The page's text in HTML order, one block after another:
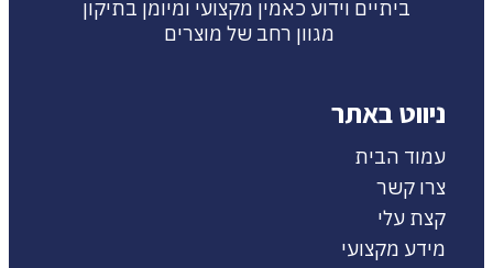
ביתיים וידוע כאמין מקצועי ומיומן בתיקון
מגוון רחב של מוצרים
ניווט באתר
עמוד הבית
צרו קשר
קצת עלי
מידע מקצועי